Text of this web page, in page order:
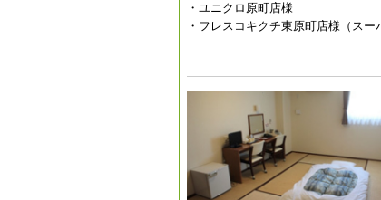
・ユニクロ原町店様
・フレスコキクチ東原町店様（スー